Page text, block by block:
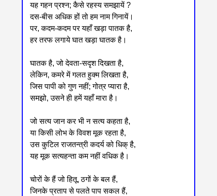
यह गहन प्रश्न; कैसे रहस्य समझायें ?
दस-बीस अधिक हों तो हम नाम गिनायें।
पर, कदम-कदम पर यहाँ खड़ा पातक है,
हर तरफ लगाये घात खड़ा घातक है।
घातक है, जो देवता-सदृश दिखता है,
लेकिन, कमरे में गलत हुक्म लिखता है,
जिस पापी को गुण नहीं; गोत्र प्यारा है,
समझो, उसने ही हमें यहाँ मारा है।
जो सत्य जान कर भी न सत्य कहता है,
या किसी लोभ के विवश मूक रहता है,
उस कुटिल राजतन्त्री कदर्य को धिक् है,
यह मूक सत्यहन्ता कम नहीं वधिक है।
चोरों के हैं जो हितू, ठगों के बल हैं,
जिनके प्रताप से पलते पाप सकल हैं,